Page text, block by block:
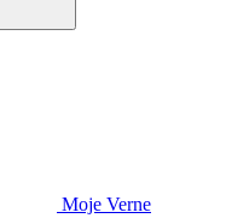
Moje Verne